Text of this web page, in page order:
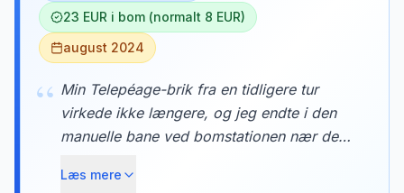
23 EUR i bom (normalt 8 EUR)
august 2024
“ Min Telepéage-brik fra en tidligere tur
virkede ikke længere, og jeg endte i den
manuelle bane ved bomstationen nær den
kontanter for en strækning der normalt
Læs mere